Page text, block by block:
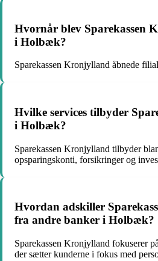
Hvornår blev Sparekassen
i Holbæk?
Sparekassen Kronjylland åbnede
Hvilke services tilbyder
i Holbæk?
Sparekassen Kronjylland tilbyder
opsparingskonti, forsikringer og
Hvordan adskiller
fra andre banker i Holbæk?
Sparekassen Kronjylland fokuserer
der sætter kunderne i fokus med